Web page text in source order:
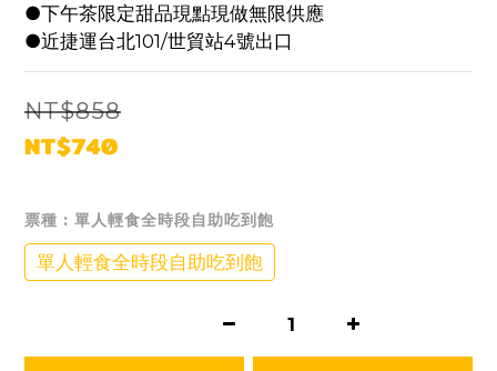
●下午茶限定甜品現點現做無限供應
●近捷運台北101/世貿站4號出口
NT$858
NT$740
票種 : 單人輕食全時段自助吃到飽
單人輕食全時段自助吃到飽